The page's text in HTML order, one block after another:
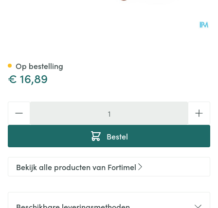
€ 16,89
Bestel
Op bestelling
Bekijk alle producten van Fortimel